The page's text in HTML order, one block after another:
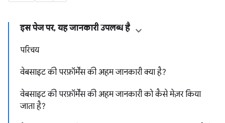
इस पेज पर, यह जानकारी उपलब्ध है
परिचय
वेबसाइट की परफ़ॉर्मेंस की अहम जानकारी क्या है?
वेबसाइट की परफ़ॉर्मेंस की अहम जानकारी को कैसे मेज़र किया
जाता है?